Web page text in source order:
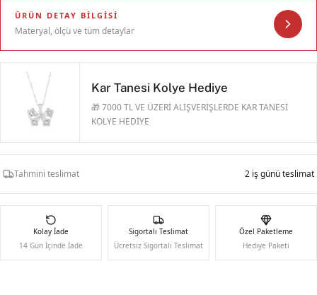
ÜRÜN DETAY BILGISI
Materyal, ölçü ve tüm detaylar
Kar Tanesi Kolye Hediye
🎁 7000 TL VE ÜZERİ ALIŞVERİŞLERDE KAR TANESİ
KOLYE HEDİYE
Tahmini teslimat 2 iş günü teslimat
Kolay İade
14 Gün İçinde İade
Sigortalı Teslimat
Ücretsiz Sigortalı Teslimat
Özel Paketleme
Hediye Paketi